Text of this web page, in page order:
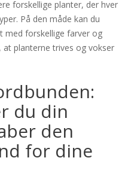
forskellige planter, der hver
På den måde kan du
med forskellige farver og
planterne trives og vokser
du din
den
for dine